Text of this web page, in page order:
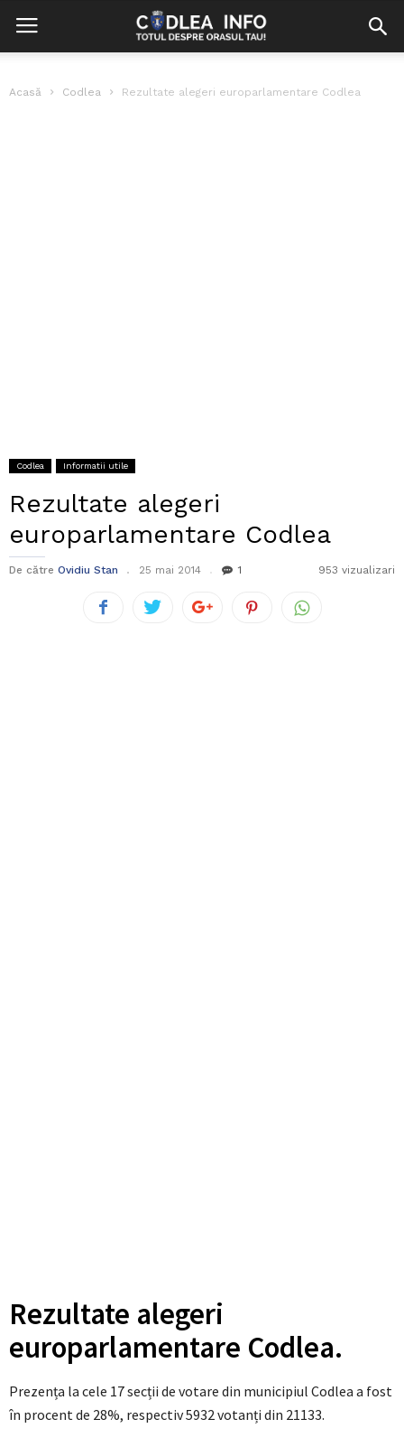
Acasă Codlea Rezultate alegeri europarlamentare Codlea
Codlea Informatii utile
Rezultate alegeri
europarlamentare Codlea
De către Ovidiu Stan 25 mai 2014 1 953 vizualizari
Rezultate alegeri
europarlamentare Codlea.
Prezența la cele 17 secții de votare din municipiul Codlea a fost
în procent de 28%, respectiv 5932 votanți din 21133.